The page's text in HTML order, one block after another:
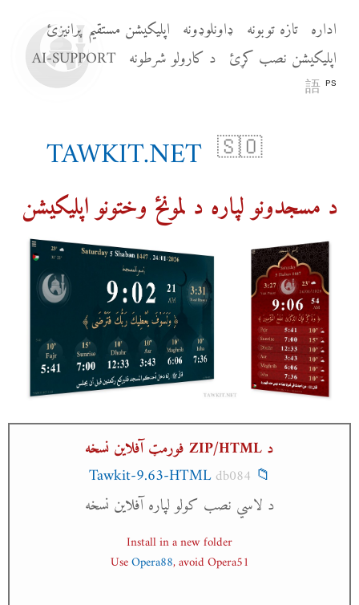
اداره تازه توبونه ډاونلوډونه اپلیکیشن مستقیم پرانیزئ
اپلیکیشن نصب کړئ د کارولو شرطونه AI-SUPPORT
語 PS
TAWKIT.NET 🇸🇴
د مسجدونو لپاره د لمونځ وختونو اپلیکیشن
د ZIP/HTML فورمټ آفلاین نسخه
📁 Tawkit-9.63-HTML
db084
د لاسي نصب کولو لپاره آفلاین نسخه
Install in a new folder
UseOpera88, avoid Opera51